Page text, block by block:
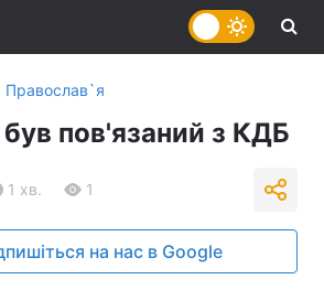
Православ`я
пов'язаний з КДБ
1 хв. 1
на нас в Google